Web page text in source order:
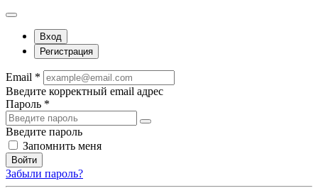
Вход
Регистрация
Email *
Введите корректный email адрес
Пароль *
Введите пароль
Запомнить меня
Войти
Забыли пароль?